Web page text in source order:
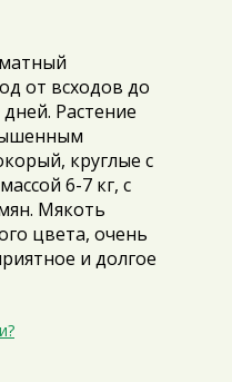
от всходов до
Растение
круглые с
6-7 кг, с
Мякоть
цвета, очень
и долгое